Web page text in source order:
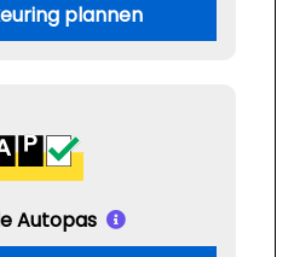
plannen
Autopas